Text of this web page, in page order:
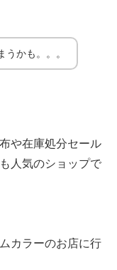
うかも。。。
や在庫処分セール
人気のショップで
カラーのお店に行